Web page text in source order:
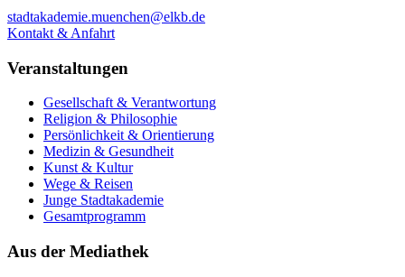
stadtakademie.muenchen@elkb.de
Kontakt & Anfahrt
Veranstaltungen
Gesellschaft & Verantwortung
Religion & Philosophie
Persönlichkeit & Orientierung
Medizin & Gesundheit
Kunst & Kultur
Wege & Reisen
Junge Stadtakademie
Gesamtprogramm
Aus der Mediathek